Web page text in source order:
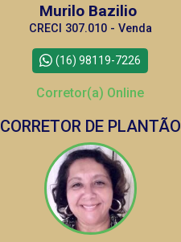
Murilo Bazilio
CRECI 307.010 - Venda
(16) 98119-7226
Corretor(a) Online
CORRETOR DE PLANTÃO